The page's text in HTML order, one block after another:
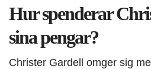
Hur spenderar
sina pengar?
Christer Gardell omger sig